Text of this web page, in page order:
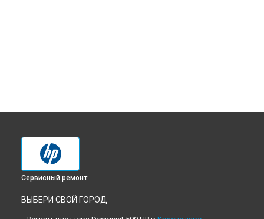
Сервисный ремонт
ВЫБЕРИ СВОЙ ГОРОД